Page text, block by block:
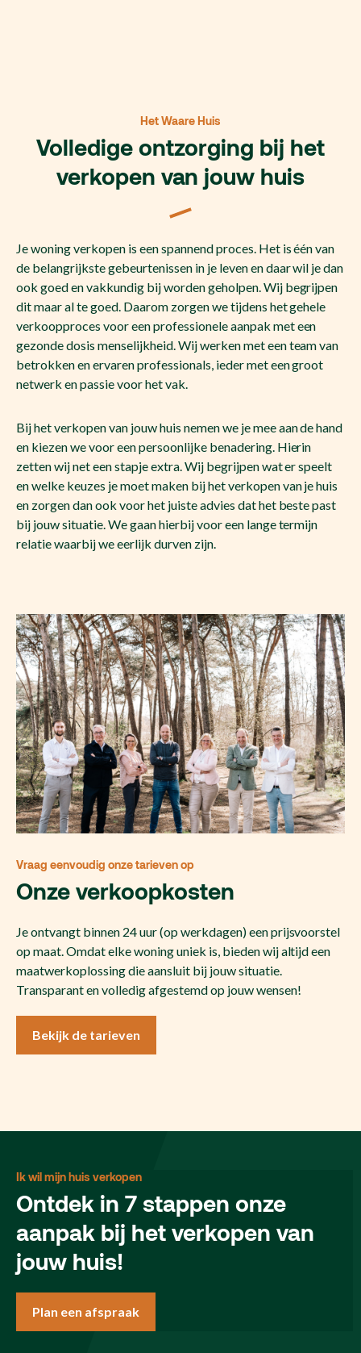
Het Waare Huis
Volledige ontzorging bij het
verkopen van jouw huis
Je woning verkopen is een spannend proces. Het is één van
de belangrijkste gebeurtenissen in je leven en daar wil je dan
ook goed en vakkundig bij worden geholpen. Wij begrijpen
dit maar al te goed. Daarom zorgen we tijdens het gehele
verkoopproces voor een professionele aanpak met een
gezonde dosis menselijkheid. Wij werken met een team van
betrokken en ervaren professionals, ieder met een groot
netwerk en passie voor het vak.
Bij het verkopen van jouw huis nemen we je mee aan de hand
en kiezen we voor een persoonlijke benadering. Hierin
zetten wij net een stapje extra. Wij begrijpen wat er speelt
en welke keuzes je moet maken bij het verkopen van je huis
en zorgen dan ook voor het juiste advies dat het beste past
bij jouw situatie. We gaan hierbij voor een lange termijn
relatie waarbij we eerlijk durven zijn.
Vraag eenvoudig onze tarieven op
Onze verkoopkosten
Je ontvangt binnen 24 uur (op werkdagen) een prijsvoorstel
op maat. Omdat elke woning uniek is, bieden wij altijd een
maatwerkoplossing die aansluit bij jouw situatie.
Transparant en volledig afgestemd op jouw wensen!
Bekijk de tarieven
Ik wil mijn huis verkopen
Ontdek in 7 stappen onze
aanpak bij het verkopen van
jouw huis!
Plan een afspraak